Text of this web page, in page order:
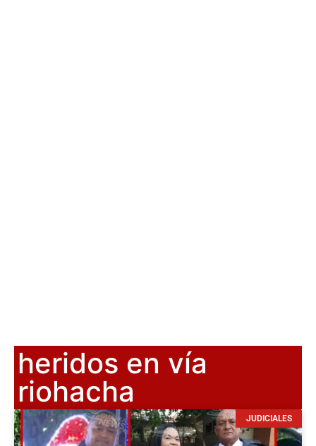
heridos en vía
riohacha
JUDICIALES